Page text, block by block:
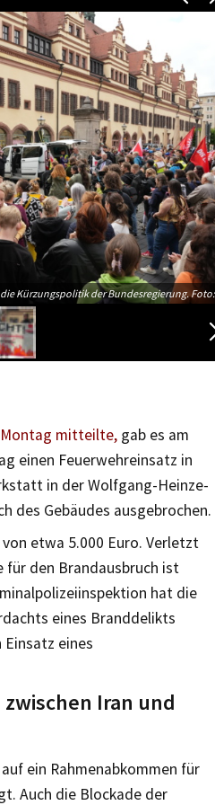
Kürzungspolitik der Bundesregierung.
mitteilte, gab es am
einen Feuerwehreinsatz in
in der Wolfgang-Heinze-
des Gebäudes ausgebrochen.
etwa 5.000 Euro. Verletzt
für den Brandausbruch ist
hat die
eines Branddelikts
eines
Iran und
ein Rahmenabkommen für
Auch die Blockade der